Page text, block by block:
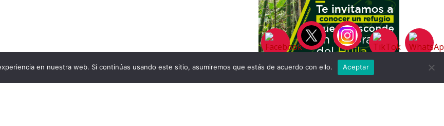
en nuestra web. Si continúas usando este sitio, asumiremos que estás de acuerdo con ello. Aceptar